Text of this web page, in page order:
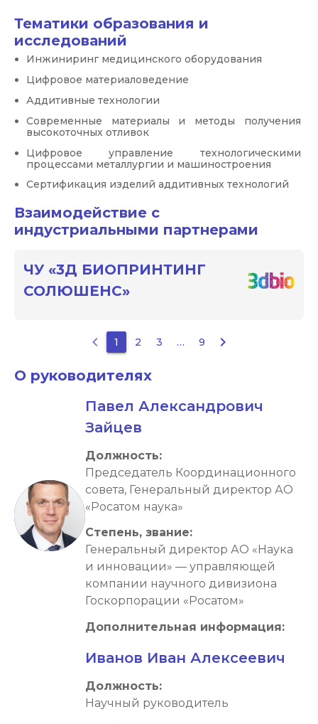
Тематики образования и
исследований
Инжиниринг медицинского оборудования
Цифровое материаловедение
Аддитивные технологии
Современные материалы и методы получения
высокоточных отливок
Цифровое управление технологическими
процессами металлургии и машиностроения
Сертификация изделий аддитивных технологий
Взаимодействие с
индустриальными партнерами
ЧУ «3Д БИОПРИНТИНГ
СОЛЮШЕНС»
keyboard_arrow_left 1 2 3 … 9
keyboard_arrow_right
О руководителях
Павел Александрович
Зайцев
Должность:
Председатель Координационного
совета, Генеральный директор АО
«Росатом наука»
Степень, звание:
Генеральный директор АО «Наука
и инновации» — управляющей
компании научного дивизиона
Госкорпорации «Росатом»
Дополнительная информация:
Иванов Иван Алексеевич
Должность:
Научный руководитель